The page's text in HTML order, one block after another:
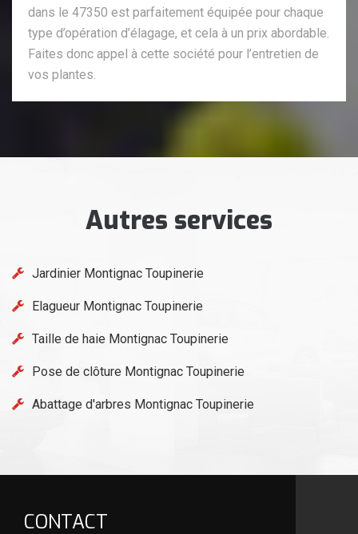
dans le 47350 est parfaitement équipée pour chaque
type d’opération d’élagage, et cela à un prix abordable.
Faites donc appel à cette société pour l’entretien de
vos plantes.
Autres services
Jardinier Montignac Toupinerie
Elagueur Montignac Toupinerie
Taille de haie Montignac Toupinerie
Pose de clôture Montignac Toupinerie
Abattage d'arbres Montignac Toupinerie
CONTACT